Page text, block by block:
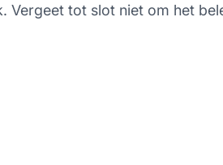
Vergeet tot slot niet om het